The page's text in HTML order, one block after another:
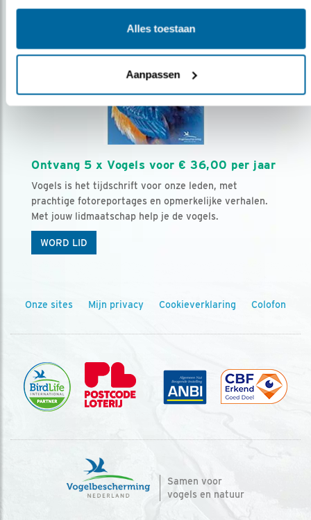
Alles toestaan
Aanpassen
Ontvang 5 x Vogels voor € 36,00 per jaar
Vogels is het tijdschrift voor onze leden, met
prachtige fotoreportages en opmerkelijke verhalen.
Met jouw lidmaatschap help je de vogels.
WORD LID
Onze sites Mijn privacy Cookieverklaring Colofon
Samen voor
vogels en natuur